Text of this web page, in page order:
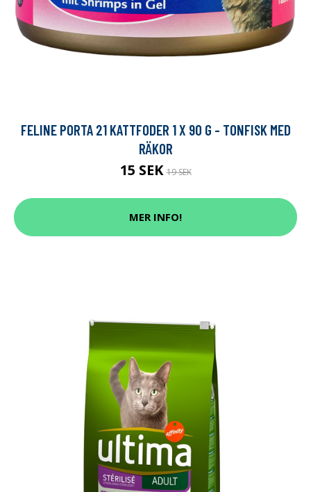
FELINE PORTA 21 KATTFODER 1 X 90 G - TONFISK MED
RÄKOR
15 SEK19 SEK
MER INFO!